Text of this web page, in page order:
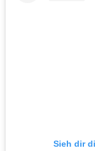
Sieh dir